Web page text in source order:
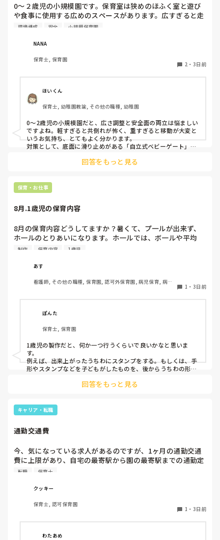
0〜２歳児の小規模園です。保育室は狭めのほふく室と遊び
や食事に使用する広めのスペースがあります。広すぎると走
り回ったりして落ち着かないので、活動によってパーテーシ
うな素材で軽いので、ちょっと体が当たると倒れたり、つか
す。かと言って固定してしまうと活動によって柔軟に移動す
しっかりした重いものを置いていましたが、移動が大変で使
い勝手が悪く、子どもがぶつかって倒れた時に怖い思いをし
ました。
皆さんの園ではどんなもので工夫されていますか？
環境構成 安全 小規模保育園
NANA
保育士, 保育園
2 ・ 3日前
ほいくん
保育士, 幼稚園教諭, その他の職種, 幼稚園
0〜2歳児の小規模園だと、広さ調整と安全面の両立は悩ましい
ですよね。軽すぎると共倒れが怖く、重すぎると移動が大変と
いうお気持ち、とてもよく分かります。
対策として、底面に滑り止めがある「自立式ベビーゲート」な
た、ストッパー付きキャスターをつけたロー棚を仕切りにすれ
り、脚元に水入りペットボトルなどの重りを付けて補強してみ
てくださいね。安全で使いやすい方法が見つかるよう応援して
回答をもっと見る
保育・お仕事
8月.1歳児の保育内容
8月の保育内容どうしてますか？暑くて、プ一ルが出来ず、
ホ一ルのとりあいになります。ホ一ルでは、ボ一ルや平均
台、風船で遊んでいます。製作で、うちわや望遠鏡や風鈴🎐
クラスです、玩具で遊ばせながら、何人かずつよんで、やっ
で、教えて下さい。
制作 保育内容 1歳児
あす
看護師, その他の職種, 保育園, 認可外保育園, 病児保育, 病院
1 ・ 3日前
ぽんた
保育士, 保育園
1歳児の製作だと、何か一つ行うくらいで良いかなと思いま
す。
例えば、出来上がったうちわにスタンプをする。もしくは、手
形やスタンプなどを子どもがしたものを、後からうちわの形に
雨遊び、氷遊び、など間食遊びをたくさん行っています。
す！いつもと違うおもちゃ、室内に興味津々です！
回答をもっと見る
キャリア・転職
通勤交通費
今、気になっている求人があるのですが、1ヶ月の通勤交通
費に上限があり、自宅の最寄駅から園の最寄駅までの通勤定
期代が5,000円ほどオーバーします
私としてはなかなか大きい金額なので、この時点で応募を迷
転職 保育士
クッキー
保育士, 認可保育園
1 ・ 3日前
わたあめ